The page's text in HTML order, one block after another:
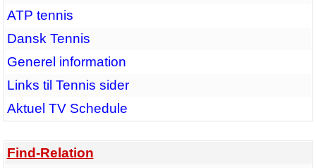
ATP tennis
Dansk Tennis
Generel information
Links til Tennis sider
Aktuel TV Schedule
Find-Relation